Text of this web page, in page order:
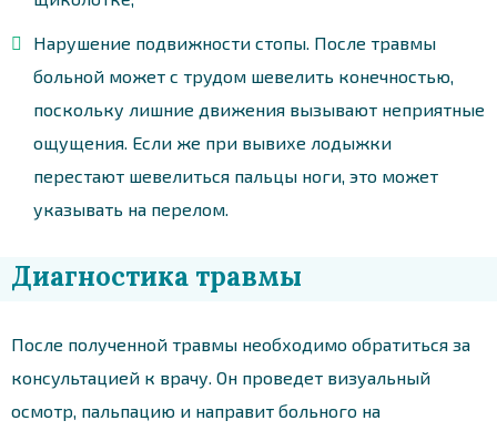
Нарушение подвижности стопы. После травмы
больной может с трудом шевелить конечностью,
поскольку лишние движения вызывают неприятные
ощущения. Если же при вывихе лодыжки
перестают шевелиться пальцы ноги, это может
указывать на перелом.
Диагностика травмы
После полученной травмы необходимо обратиться за
консультацией к врачу. Он проведет визуальный
осмотр, пальпацию и направит больного на